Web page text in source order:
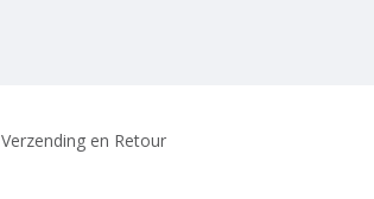
Verzending en Retour